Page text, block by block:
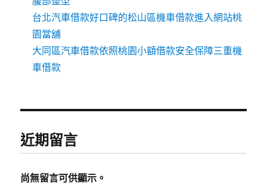
台北汽車借款好口碑的松山區機車借款進入網站桃
園當舖
大同區汽車借款依照桃園小額借款安全保障三重機
車借款
近期留言
尚無留言可供顯示。